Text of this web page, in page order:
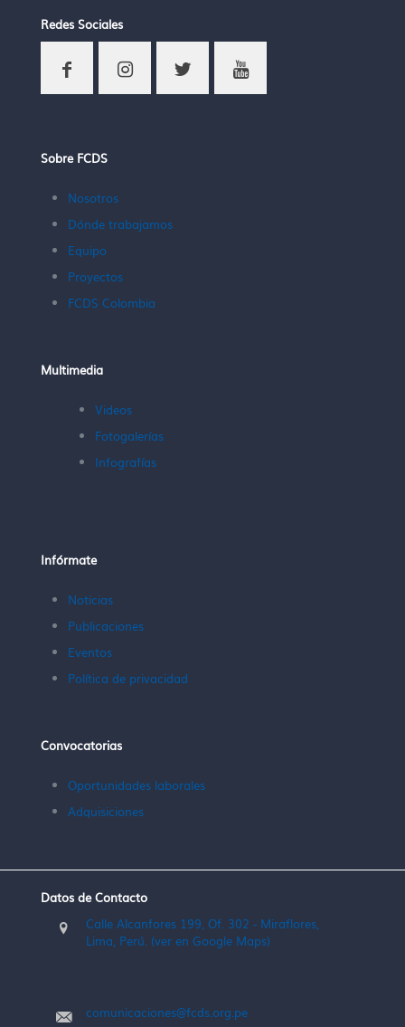
Redes Sociales
Sobre FCDS
Nosotros
Dónde trabajamos
Equipo
Proyectos
FCDS Colombia
Multimedia
Videos
Fotogalerías
Infografías
Infórmate
Noticias
Publicaciones
Eventos
Política de privacidad
Convocatorias
Oportunidades laborales
Adquisiciones
Datos de Contacto
Calle Alcanfores 199, Of. 302 - Miraflores,
Lima, Perú. (ver en Google Maps)
comunicaciones@fcds.org.pe